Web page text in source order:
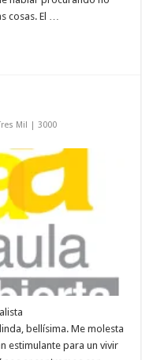
cosas. El …
Mil | 3000
bellísima. Me molesta
estimulante para un vivir